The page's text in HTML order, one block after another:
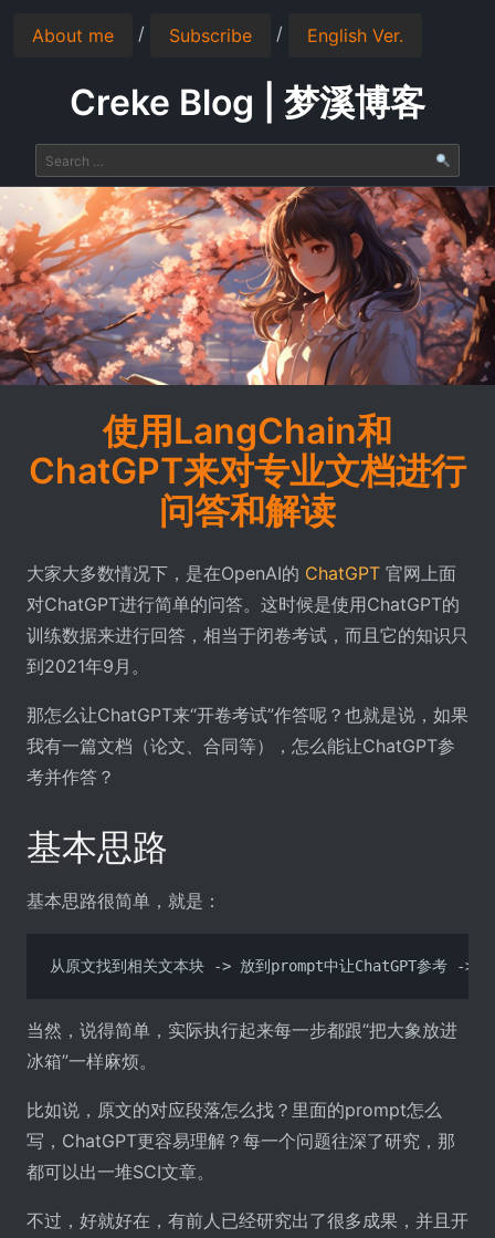
About me / Subscribe / English Ver.
Creke Blog | 梦溪博客
使用LangChain和
ChatGPT来对专业文档进行
问答和解读
大家大多数情况下，是在OpenAI的 ChatGPT 官网上面
对ChatGPT进行简单的问答。这时候是使用ChatGPT的
训练数据来进行回答，相当于闭卷考试，而且它的知识只
到2021年9月。
那怎么让ChatGPT来“开卷考试”作答呢？也就是说，如果
我有一篇文档（论文、合同等），怎么能让ChatGPT参
考并作答？
基本思路
基本思路很简单，就是：
从原文找到相关文本块 -> 放到prompt中让ChatGPT参考 ->
当然，说得简单，实际执行起来每一步都跟“把大象放进
冰箱”一样麻烦。
比如说，原文的对应段落怎么找？里面的prompt怎么
写，ChatGPT更容易理解？每一个问题往深了研究，那
都可以出一堆SCI文章。
不过，好就好在，有前人已经研究出了很多成果，并且开